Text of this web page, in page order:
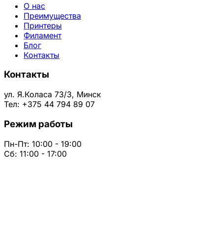
О нас
Преимущества
Принтеры
Филамент
Блог
Контакты
Контакты
ул. Я.Коласа 73/3, Минск
Тел: +375 44 794 89 07
Режим работы
Пн-Пт: 10:00 - 19:00
Сб: 11:00 - 17:00